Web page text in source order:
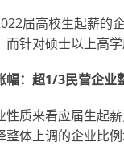
届高校生起薪的
而针对硕士以上高
幅：超1/3民营企业
性质来看应届生起
整体上调的企业比例